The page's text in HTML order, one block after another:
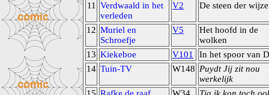
11
Verdwaald in het
verleden
V2 De steen der
12 Muriel en
Schroefje
V5
Het hoofd in de
wolken
13 Kiekeboe V101
In het spoor van
14 Tuin-TV W148 Puydt Jij zit nou
werkelijk